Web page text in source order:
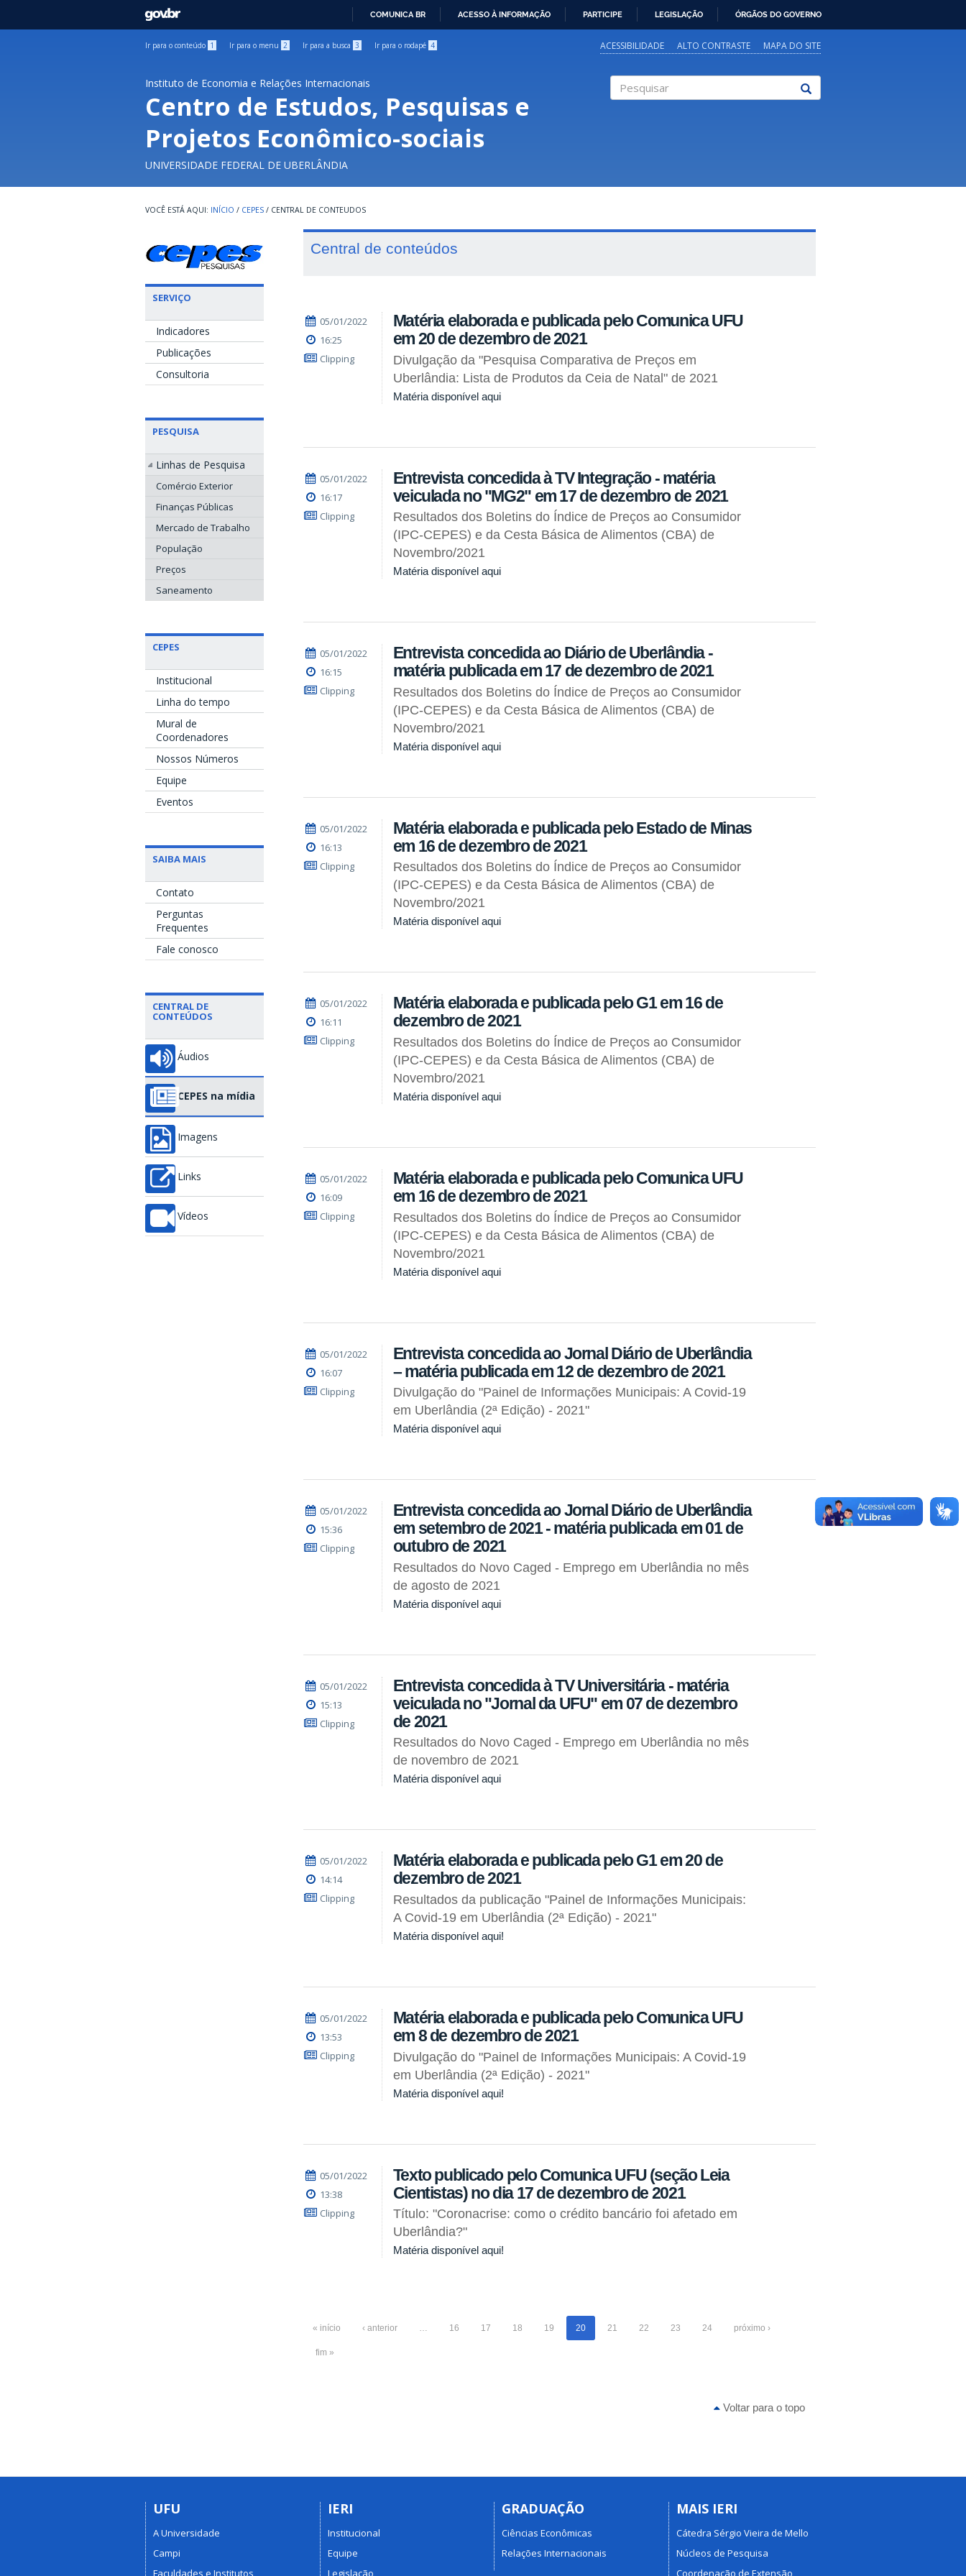
GOVBR
COMUNICA BR ACESSO À INFORMAÇÃO PARTICIPE LEGISLAÇÃO ÓRGÃOS DO GOVERNO
Ir para o conteúdo 1 Ir para o menu 2 Ir para a busca 3 Ir para o rodapé 4 ACESSIBILIDADE ALTO CONTRASTE MAPA DO SITE
Instituto de Economia e Relações Internacionais
Centro de Estudos, Pesquisas e
Projetos Econômico-sociais
UNIVERSIDADE FEDERAL DE UBERLÂNDIA
INÍCIO / CEPES / CENTRAL DE CONTEUDOS
SERVIÇO
Indicadores
Publicações
Consultoria
PESQUISA
Linhas de Pesquisa
Comércio Exterior
Finanças Públicas
Mercado de Trabalho
População
Preços
Saneamento
CEPES
Institucional
Linha do tempo
Mural de
Coordenadores
Nossos Números
Equipe
Eventos
SAIBA MAIS
Contato
Perguntas
Frequentes
Fale conosco
CENTRAL DE
CONTEÚDOS
Áudios
CEPES na mídia
Imagens
Links
Vídeos
Central de conteúdos
05/01/2022
16:25
Clipping
Matéria elaborada e publicada pelo Comunica UFU
em 20 de dezembro de 2021
Divulgação da "Pesquisa Comparativa de Preços em
Uberlândia: Lista de Produtos da Ceia de Natal" de 2021
Matéria disponível aqui
05/01/2022
16:17
Clipping
Entrevista concedida à TV Integração - matéria
veiculada no "MG2" em 17 de dezembro de 2021
Resultados dos Boletins do Índice de Preços ao Consumidor
(IPC-CEPES) e da Cesta Básica de Alimentos (CBA) de
Novembro/2021
Matéria disponível aqui
05/01/2022
16:15
Clipping
Entrevista concedida ao Diário de Uberlândia -
matéria publicada em 17 de dezembro de 2021
Resultados dos Boletins do Índice de Preços ao Consumidor
(IPC-CEPES) e da Cesta Básica de Alimentos (CBA) de
Novembro/2021
Matéria disponível aqui
05/01/2022
16:13
Clipping
Matéria elaborada e publicada pelo Estado de Minas
em 16 de dezembro de 2021
Resultados dos Boletins do Índice de Preços ao Consumidor
(IPC-CEPES) e da Cesta Básica de Alimentos (CBA) de
Novembro/2021
Matéria disponível aqui
05/01/2022
16:11
Clipping
Matéria elaborada e publicada pelo G1 em 16 de
dezembro de 2021
Resultados dos Boletins do Índice de Preços ao Consumidor
(IPC-CEPES) e da Cesta Básica de Alimentos (CBA) de
Novembro/2021
Matéria disponível aqui
05/01/2022
16:09
Clipping
Matéria elaborada e publicada pelo Comunica UFU
em 16 de dezembro de 2021
Resultados dos Boletins do Índice de Preços ao Consumidor
(IPC-CEPES) e da Cesta Básica de Alimentos (CBA) de
Novembro/2021
Matéria disponível aqui
05/01/2022
16:07
Clipping
Entrevista concedida ao Jornal Diário de Uberlândia
– matéria publicada em 12 de dezembro de 2021
Divulgação do "Painel de Informações Municipais: A Covid-19
em Uberlândia (2ª Edição) - 2021"
Matéria disponível aqui
05/01/2022
15:36
Clipping
Entrevista concedida ao Jornal Diário de Uberlândia
em setembro de 2021 - matéria publicada em 01 de
outubro de 2021
Resultados do Novo Caged - Emprego em Uberlândia no mês
de agosto de 2021
Matéria disponível aqui
05/01/2022
15:13
Clipping
Entrevista concedida à TV Universitária - matéria
veiculada no "Jornal da UFU" em 07 de dezembro
de 2021
Resultados do Novo Caged - Emprego em Uberlândia no mês
de novembro de 2021
Matéria disponível aqui
05/01/2022
14:14
Clipping
Matéria elaborada e publicada pelo G1 em 20 de
dezembro de 2021
Resultados da publicação "Painel de Informações Municipais:
A Covid-19 em Uberlândia (2ª Edição) - 2021"
Matéria disponível aqui!
05/01/2022
13:53
Clipping
Matéria elaborada e publicada pelo Comunica UFU
em 8 de dezembro de 2021
Divulgação do "Painel de Informações Municipais: A Covid-19
em Uberlândia (2ª Edição) - 2021"
Matéria disponível aqui!
05/01/2022
13:38
Clipping
Texto publicado pelo Comunica UFU (seção Leia
Cientistas) no dia 17 de dezembro de 2021
Título: "Coronacrise: como o crédito bancário foi afetado em
Uberlândia?"
Matéria disponível aqui!
« início ‹ anterior … 16 17 18 19 20 21 22 23 24 próximo ›
fim »
Voltar para o topo
UFU
A Universidade
Campi
Faculdades e Institutos
IERI
Institucional
Equipe
Legislação
GRADUAÇÃO
Ciências Econômicas
Relações Internacionais
MAIS IERI
Cátedra Sérgio Vieira de Mello
Núcleos de Pesquisa
Coordenação de Extensão